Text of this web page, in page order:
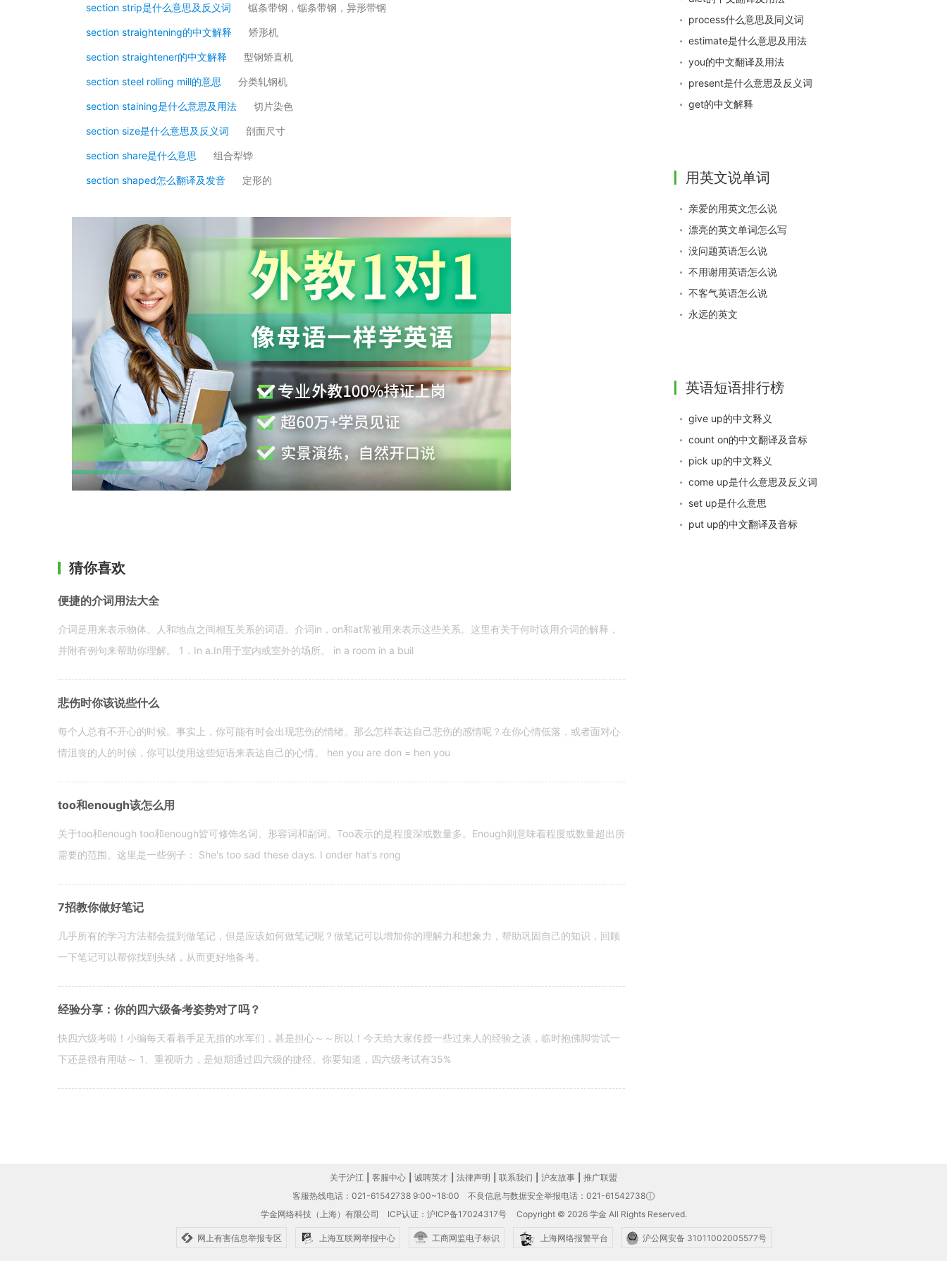
section strip是什么意思及反义词 锯条带钢，锯条带钢，异形带钢
section straightening的中文解释 矫形机
section straightener的中文解释 型钢矫直机
section steel rolling mill的意思 分类轧钢机
section staining是什么意思及用法 切片染色
section size是什么意思及反义词 剖面尺寸
section share是什么意思 组合犁铧
section shaped怎么翻译及发音 定形的
猜你喜欢
便捷的介词用法大全
介词是用来表示物体、人和地点之间相互关系的词语。介词in，on和at常被用来表示这些关系。这里有关于何时该用介词的解释，
并附有例句来帮助你理解。 1．In a.In用于室内或室外的场所。 in a room in a buil
悲伤时你该说些什么
每个人总有不开心的时候。事实上，你可能有时会出现悲伤的情绪。那么怎样表达自己悲伤的感情呢？在你心情低落，或者面对心
情沮丧的人的时候，你可以使用这些短语来表达自己的心情。 hen you are don = hen you
too和enough该怎么用
关于too和enough too和enough皆可修饰名词、形容词和副词。Too表示的是程度深或数量多。Enough则意味着程度或数量超出所
需要的范围。这里是一些例子： She's too sad these days. I onder hat's rong
7招教你做好笔记
几乎所有的学习方法都会提到做笔记，但是应该如何做笔记呢？做笔记可以增加你的理解力和想象力，帮助巩固自己的知识，回顾
一下笔记可以帮你找到头绪，从而更好地备考。
经验分享：你的四六级备考姿势对了吗？
快四六级考啦！小编每天看着手足无措的水军们，甚是担心～～所以！今天给大家传授一些过来人的经验之谈，临时抱佛脚尝试一
下还是很有用哒～ 1、重视听力，是短期通过四六级的捷径。你要知道，四六级考试有35%
process什么意思及同义词
estimate是什么意思及用法
you的中文翻译及用法
present是什么意思及反义词
get的中文解释
用英文说单词
亲爱的用英文怎么说
漂亮的英文单词怎么写
没问题英语怎么说
不用谢用英语怎么说
不客气英语怎么说
永远的英文
英语短语排行榜
give up的中文释义
count on的中文翻译及音标
pick up的中文释义
come up是什么意思及反义词
set up是什么意思
put up的中文翻译及音标
关于沪江 客服中心 诚聘英才 法律声明 联系我们 沪友故事
推广联盟
客服热线电话：021-61542738 9:00~18:00
不良信息与数据安全举报电话：021-61542738
学金网络科技（上海）有限公司 ICP认证：沪ICP备17024317号 Copyright © 2026 学金 All Rights Reserved.
网上有害信息举报专区 上海互联网举报中心 工商网监电子标识 上海网络报警平台 沪公网安备 31011002005577号